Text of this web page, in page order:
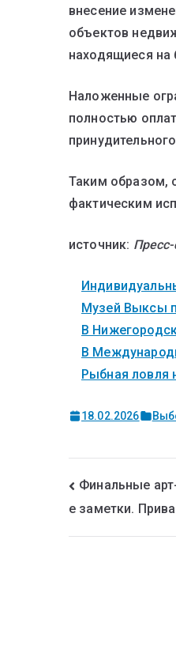
внесение
объектов
находящиеся на
Наложенные
полностью
Таким образом,
фактическим
источник:
Музей Выксы
В
В
Рыбная ловля
18.02.2026
Финальные
е заметки.